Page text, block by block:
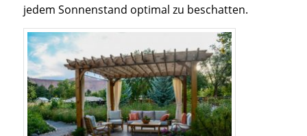
jedem Sonnenstand optimal zu beschatten.